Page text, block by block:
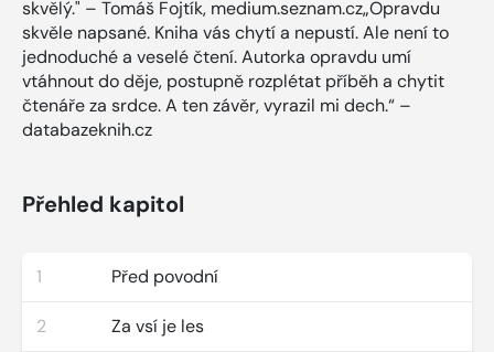
skvělý." – Tomáš Fojtík, medium.seznam.cz„Opravdu
skvěle napsané. Kniha vás chytí a nepustí. Ale není to
jednoduché a veselé čtení. Autorka opravdu umí
vtáhnout do děje, postupně rozplétat příběh a chytit
čtenáře za srdce. A ten závěr, vyrazil mi dech.“ –
databazeknih.cz
Přehled kapitol
1 Před povodní
2 Za vsí je les